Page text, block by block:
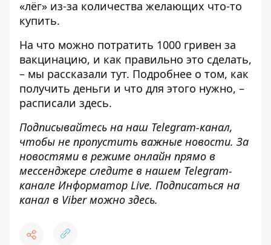
«лёг» из-за количества желающих что-то
купить.
На что можно потратить 1000 гривен за
вакцинацию, и как правильно это сделать,
– мы рассказали тут. Подробнее о том, как
получить деньги и что для этого нужно, –
расписали здесь.
Подписывайтесь на наш Telegram-канал,
чтобы не пропустить важные новости. За
новостями в режиме онлайн прямо в
мессенджере следите в нашем Telegram-
канале Информатор Live. Подписаться на
канал в Viber можно здесь.